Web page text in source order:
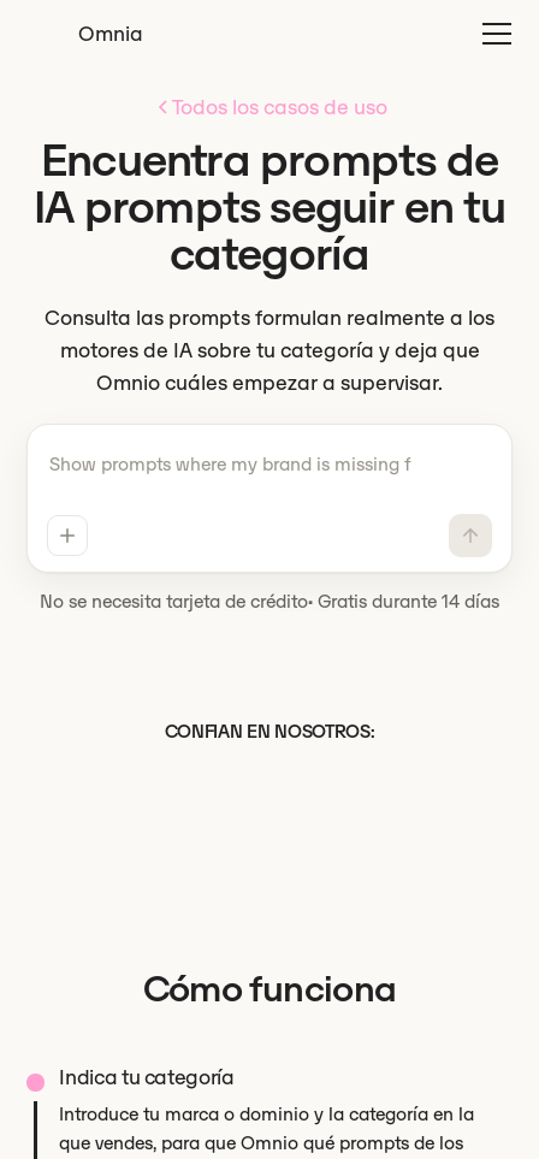
Omnia
Todos los casos de uso
Encuentra prompts de
IA prompts seguir en tu
categoría
Consulta las prompts formulan realmente a los
motores de IA sobre tu categoría y deja que
Omnio cuáles empezar a supervisar.
Dile Omnio tiene que hacer
No se necesita tarjeta de crédito· Gratis durante 14 días
CONFIAN EN NOSOTROS:
Cómo funciona
Indica tu categoría
Introduce tu marca o dominio y la categoría en la
que vendes, para que Omnio qué prompts de los